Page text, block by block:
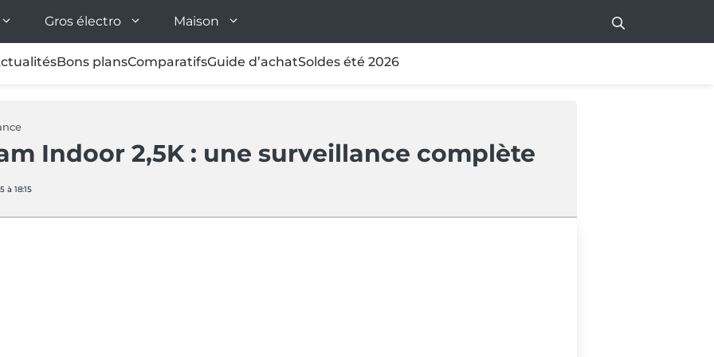
Gros électro Maison
Bons plansComparatifsGuide d’achatSoldes été 2026
Indoor 2,5K : une surveillance complète
à 18:15